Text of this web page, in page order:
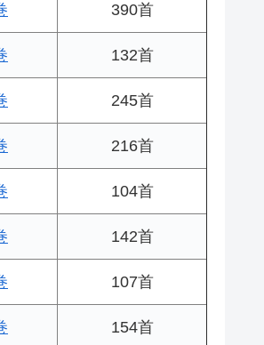
390首
132首
245首
216首
104首
142首
107首
154首